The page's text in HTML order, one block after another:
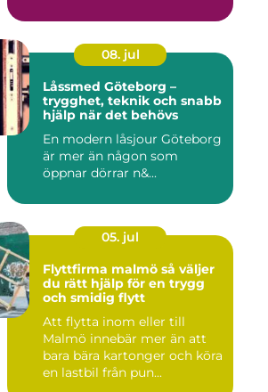
08. jul
Låssmed Göteborg –
trygghet, teknik och snabb
hjälp när det behövs
En modern låsjour Göteborg
är mer än någon som
öppnar dörrar n&...
05. jul
Flyttfirma malmö så väljer
du rätt hjälp för en trygg
och smidig flytt
Att flytta inom eller till
Malmö innebär mer än att
bara bära kartonger och köra
en lastbil från pun...